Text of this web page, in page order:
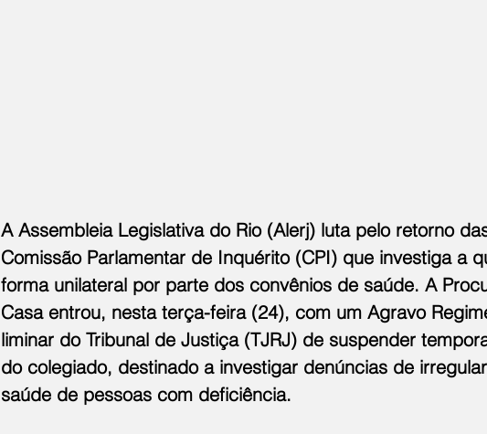
A Assembleia Legislativa do Rio (Alerj) luta pelo retorno
Comissão Parlamentar de Inquérito (CPI) que investiga a
forma unilateral por parte dos convênios de saúde. A
Casa entrou, nesta terça-feira (24), com um Agravo
liminar do Tribunal de Justiça (TJRJ) de suspender
do colegiado, destinado a investigar denúncias de
saúde de pessoas com deficiência.